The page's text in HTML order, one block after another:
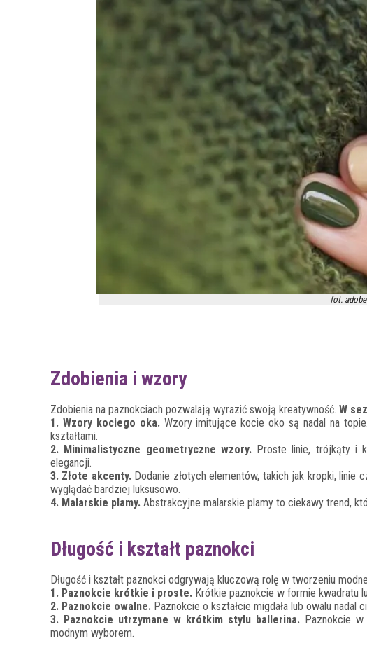
fot.
Zdobienia i wzory
Zdobienia na paznokciach pozwalają wyrazić swoją kreatywność. W
1. Wzory kociego oka.Wzory imitujące kocie oko są nadal na
kształtami.
2. Minimalistyczne geometryczne wzory.Proste linie, trójkąty i
elegancji.
3. Złote akcenty.Dodanie złotych elementów, takich jak kropki, linie
wyglądać bardziej luksusowo.
4. Malarskie plamy. Abstrakcyjne malarskie plamy to ciekawy trend,
Długość i kształt paznokci
Długość i kształt paznokci odgrywają kluczową rolę w tworzeniu
1. Paznokcie krótkie i proste. Krótkie paznokcie w formie kwadratu
2. Paznokcie owalne. Paznokcie o kształcie migdała lub owalu
3. Paznokcie utrzymane w krótkim stylu ballerina. Paznokcie
modnym wyborem.